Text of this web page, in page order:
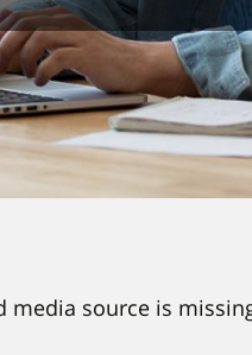
media source is